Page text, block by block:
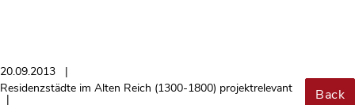
20.09.2013
Residenzstädte im Alten Reich (1300-1800) projektrelevant
Back